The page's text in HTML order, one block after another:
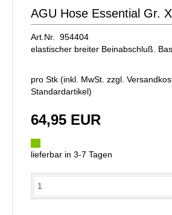
AGU Hose Essential Gr.
Art.Nr. 954404
elastischer breiter Beinabschluß.
pro Stk (inkl. MwSt. zzgl.
Standardartikel)
64,95 EUR
lieferbar in 3-7 Tagen